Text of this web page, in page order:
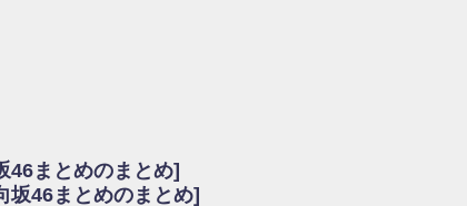
願いバッハ！』ミーグリ日程がこちら
これはマジギレしてる
46まとめのまとめ]
坂46まとめのまとめ]